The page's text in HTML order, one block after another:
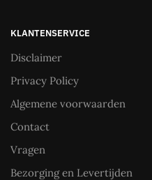
KLANTENSERVICE
Disclaimer
Privacy Policy
Algemene voorwaarden
Contact
Vragen
Bezorging en Levertijden